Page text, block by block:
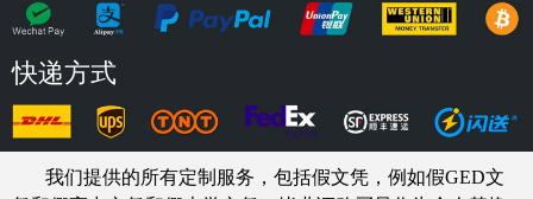
快递方式
我们提供的所有定制服务，包括假文凭，例如假GED文